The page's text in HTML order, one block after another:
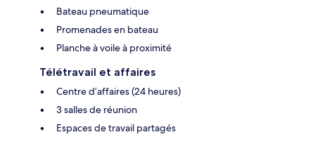
Bateau pneumatique
Promenades en bateau
Planche à voile à proximité
Télétravail et affaires
Centre d’affaires (24 heures)
3 salles de réunion
Espaces de travail partagés